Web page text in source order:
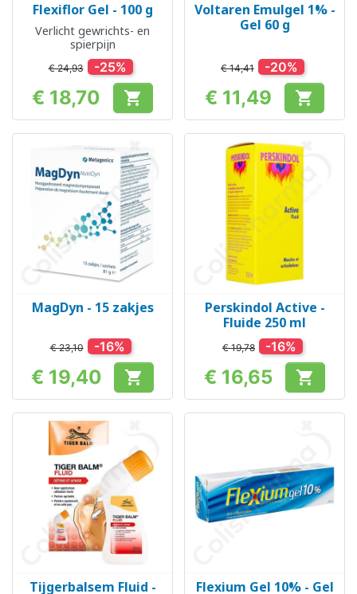
Flexiflor Gel - 100 g
Verlicht gewrichts- en
spierpijn
€ 24,93 -25%
Prijs
€ 18,70 
Voltaren Emulgel 1% -
Gel 60 g
€ 14,41 -20%
Prijs
€ 11,49 
MagDyn - 15 zakjes
€ 23,10 -16%
Prijs
€ 19,40 
Perskindol Active -
Fluide 250 ml
€ 19,78 -16%
Prijs
€ 16,65 
Tijgerbalsem Fluid -
Flexium Gel 10% - Gel